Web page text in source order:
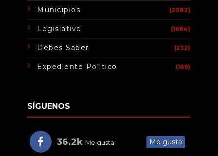
Municipios (2082)
Legislativo (1684)
Debes Saber (232)
Expediente Político (169)
SÍGUENOS
36.2k Me gusta Me gusta